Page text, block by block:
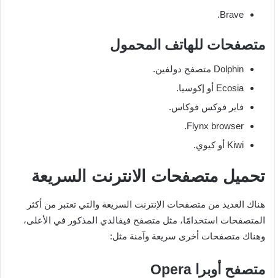
Brave.
متصفحات للهاتف المحمول
Dolphin متصفح دولفين.
Ecosia أو إكوسيا.
فاير فوكس فوكاس.
Flynx browser.
Kiwi أو كيوي.
تحميل متصفحات الانترنت السريعة
هناك العديد من متصفحات الإنترنت السريعة والتي تعتبر من أكثر
المتصفحات استخدامًا، مثل متصفح فيفالدي المذكور في الأعلى،
وهناك متصفحات أخرى سريعة وآمنة مثل:
متصفح أوبرا Opera